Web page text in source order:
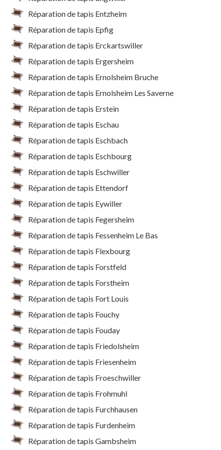
Réparation de tapis Entzheim
Réparation de tapis Epfig
Réparation de tapis Erckartswiller
Réparation de tapis Ergersheim
Réparation de tapis Ernolsheim Bruche
Réparation de tapis Ernolsheim Les Saverne
Réparation de tapis Erstein
Réparation de tapis Eschau
Réparation de tapis Eschbach
Réparation de tapis Eschbourg
Réparation de tapis Eschwiller
Réparation de tapis Ettendorf
Réparation de tapis Eywiller
Réparation de tapis Fegersheim
Réparation de tapis Fessenheim Le Bas
Réparation de tapis Flexbourg
Réparation de tapis Forstfeld
Réparation de tapis Forstheim
Réparation de tapis Fort Louis
Réparation de tapis Fouchy
Réparation de tapis Fouday
Réparation de tapis Friedolsheim
Réparation de tapis Friesenheim
Réparation de tapis Froeschwiller
Réparation de tapis Frohmuhl
Réparation de tapis Furchhausen
Réparation de tapis Furdenheim
Réparation de tapis Gambsheim